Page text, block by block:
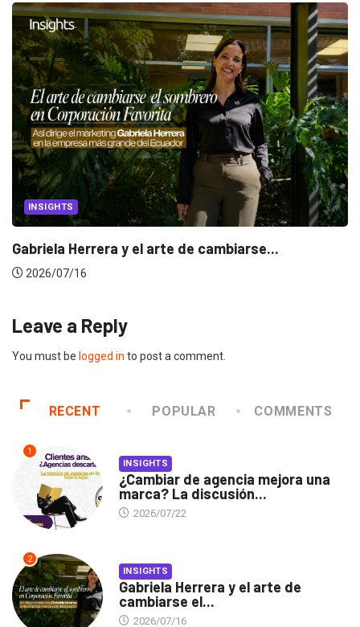
INSIGHTS
Gabriela Herrera y el arte de cambiarse...
2026/07/16
Leave a Reply
You must be logged in to post a comment.
RECENT POPULAR COMMENTS
1
INSIGHTS
¿Cambiar de agencia mejora una
marca? La discusión...
2026/07/22
2
INSIGHTS
Gabriela Herrera y el arte de
cambiarse el...
2026/07/16